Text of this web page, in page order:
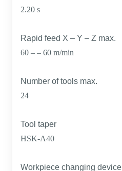
2.20 s
Rapid feed X – Y – Z max.
60 – – 60 m/min
Number of tools max.
24
Tool taper
HSK-A40
Workpiece changing device